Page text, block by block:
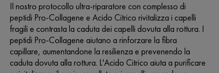
Il nostro protocollo ultra-riparatore con complesso di
peptidi Pro-Collagene e Acido Citrico rivitalizza i capelli
fragili e contrasta la caduta dei capelli dovuta alla rottura. I
peptidi Pro-Collagene aiutano a rinforzare la fibra
capillare, aumentandone la resilienza e prevenendo la
caduta dovuta alla rottura. L'Acido Citrico aiuta a purificare